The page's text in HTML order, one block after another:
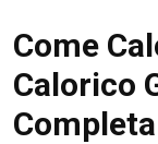
Come
Calorico